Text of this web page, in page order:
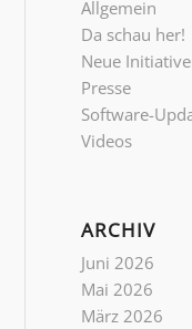
Allgemein
Da schau her!
Neue
Presse
Software-
Videos
ARCHIV
Juni 2026
Mai 2026
März 2026